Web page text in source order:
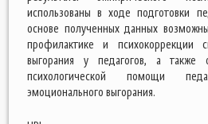
использованы в ходе подготовки
основе полученных данных
профилактике и психокоррекции
выгорания у педагогов, а также
психологической помощи
эмоционального выгорания.